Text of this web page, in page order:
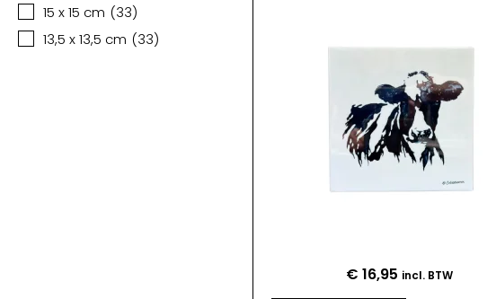
15 x 15 cm (33)
13,5 x 13,5 cm (33)
€ 16,95 incl. BTW